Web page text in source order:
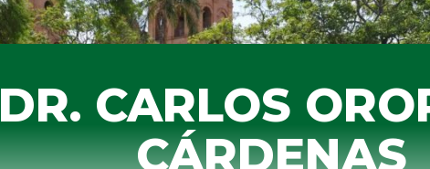
DR. CARLOS
CÁRDENAS